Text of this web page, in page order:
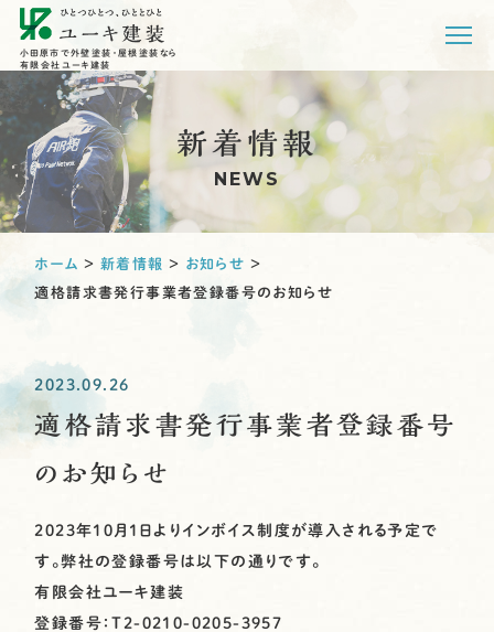
小田原市で外壁塗装・屋根塗装なら
有限会社ユーキ建装
新着情報
NEWS
ホーム ＞ 新着情報 ＞ お知らせ ＞
適格請求書発行事業者登録番号のお知らせ
2023.09.26
適格請求書発行事業者登録番号
のお知らせ
2023年10月1日よりインボイス制度が導入される予定で
す。弊社の登録番号は以下の通りです。
有限会社ユーキ建装
登録番号：T2-0210-0205-3957